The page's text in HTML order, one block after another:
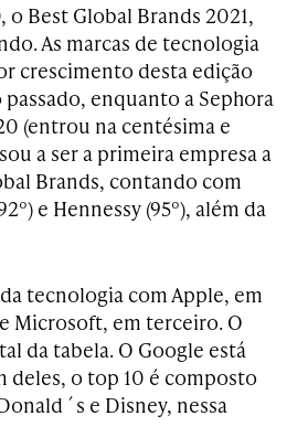
Best Global Brands 2021,
As marcas de tecnologia
crescimento desta edição
enquanto a Sephora
(entrou na centésima e
a ser a primeira empresa a
Brands, contando com
e Hennessy (95º), além da
tecnologia com Apple, em
Microsoft, em terceiro. O
da tabela. O Google está
deles, o top 10 é composto
e Disney, nessa